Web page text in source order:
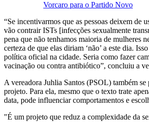
Vorcaro para o Partido Novo
“Se incentivarmos que as pessoas deixem de
vão contrair ISTs [infecções sexualmente
pena que não tenhamos maioria de mulheres
certeza de que elas diriam ‘não’ a este dia.
política oficial na cidade. Seria como fazer
vacinação ou contra antibiótico”, concluiu a
A vereadora Juhlia Santos (PSOL) também
projeto. Para ela, mesmo que o texto trate
data, pode influenciar comportamentos e
"É um projeto que reduz a complexidade da